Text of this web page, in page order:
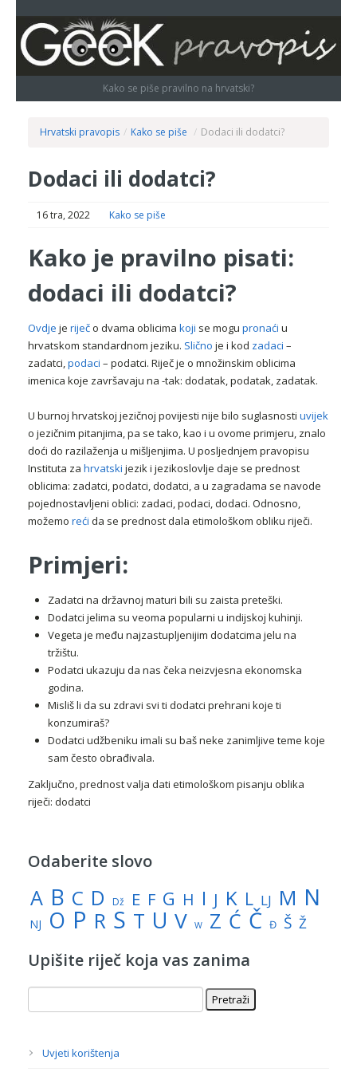
Kako se piše pravilno na hrvatski?
Hrvatski pravopis / Kako se piše / Dodaci ili dodatci?
Dodaci ili dodatci?
16 tra, 2022 Kako se piše
Kako je pravilno pisati:
dodaci ili dodatci?
Ovdje je riječo dvama oblicima koji se mogu pronaći u
hrvatskom standardnom jeziku. Slično je i kod zadaci –
zadatci,podaci – podatci. Riječ je o množinskim oblicima
imenica koje završavaju na -tak: dodatak, podatak, zadatak.
U burnoj hrvatskoj jezičnoj povijesti nije bilo suglasnosti uvijek
o jezičnim pitanjima, pa se tako, kao i u ovome primjeru, znalo
doći do razilaženja u mišljenjima. U posljednjem pravopisu
Instituta za hrvatski jezik i jezikoslovlje daje se prednost
oblicima: zadatci, podatci, dodatci, a u zagradama se navode
pojednostavljeni oblici: zadaci, podaci, dodaci. Odnosno,
možemo reći da se prednost dala etimološkom obliku riječi.
Primjeri:
Zadatci na državnoj maturi bili su zaista preteški.
Dodatci jelima su veoma popularni u indijskoj kuhinji.
Vegeta je među najzastupljenijim dodatcima jelu na
tržištu.
Podatci ukazuju da nas čeka neizvjesna ekonomska
godina.
Misliš li da su zdravi svi ti dodatci prehrani koje ti
konzumiraš?
Dodatci udžbeniku imali su baš neke zanimljive teme koje
sam često obrađivala.
Zaključno, prednost valja dati etimološkom pisanju oblika
riječi: dodatci
Odaberite slovo
A B C D Dž E F G H I J K L LJ M N
NJ O P R S T U V W Z Ć Č Đ Š Ž
Upišite riječ koja vas zanima
Uvjeti korištenja